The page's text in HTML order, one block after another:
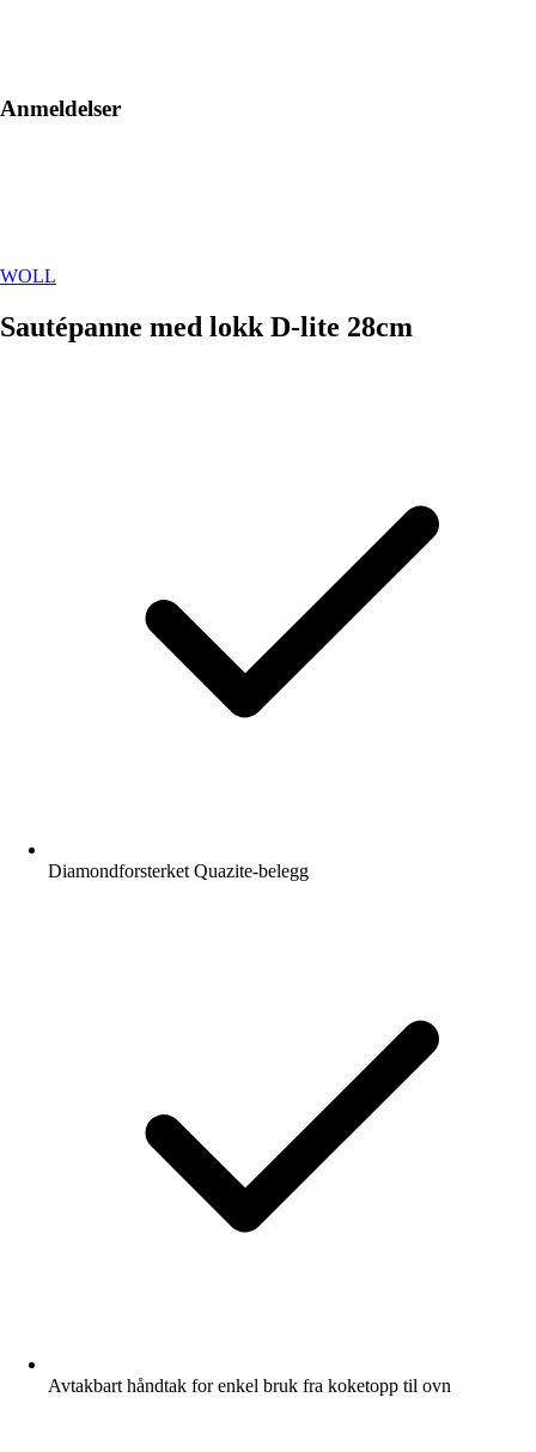
Anmeldelser
WOLL
Sautépanne med lokk D-lite 28cm
Diamondforsterket Quazite-belegg
Avtakbart håndtak for enkel bruk fra koketopp til ovn